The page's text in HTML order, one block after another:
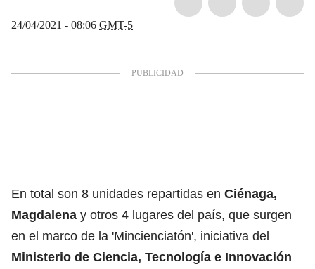
24/04/2021 - 08:06 GMT-5
En total son 8 unidades repartidas en Ciénaga,
Magdalena y otros 4 lugares del país, que surgen
en el marco de la 'Mincienciatón', iniciativa del
Ministerio de Ciencia, Tecnología e Innovación